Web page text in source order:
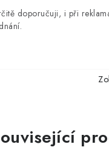
doporučuji, i při